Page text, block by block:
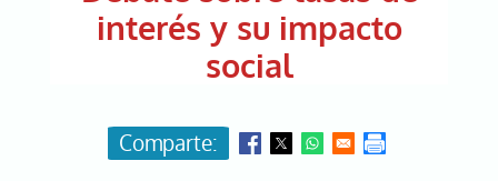
interés y su impacto
social